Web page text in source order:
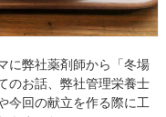
に弊社薬剤師から「冬場
のお話、弊社管理栄養士
今回の献立を作る際に工